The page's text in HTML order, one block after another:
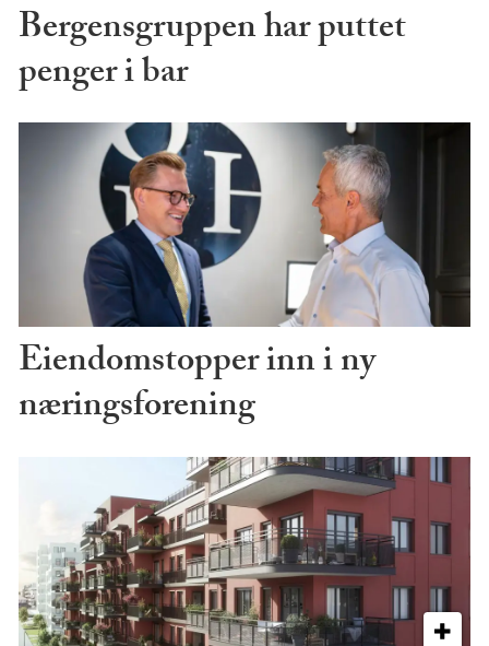
Bergensgruppen har puttet
penger i bar
Eiendomstopper inn i ny
næringsforening